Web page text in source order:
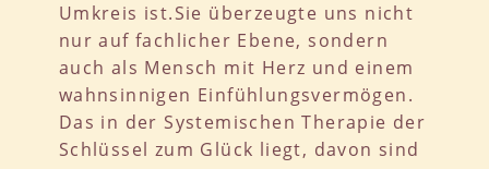
Umkreis ist.Sie überzeugte uns nicht
nur auf fachlicher Ebene, sondern
auch als Mensch mit Herz und einem
wahnsinnigen Einfühlungsvermögen.
Das in der Systemischen Therapie der
Schlüssel zum Glück liegt, davon sind